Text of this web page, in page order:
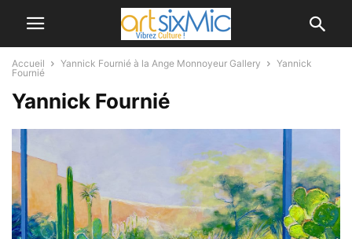
Accueil Yannick Fournié à la Ange Monnoyeur Gallery
Yannick
Fournié
Yannick Fournié